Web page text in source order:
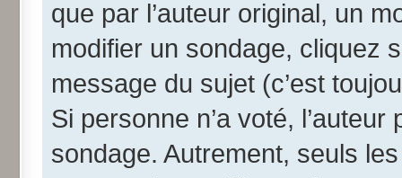
que par l’auteur original, un
modifier un sondage, cliquez
message du sujet (c’est
Si personne n’a voté,
sondage. Autrement, seuls